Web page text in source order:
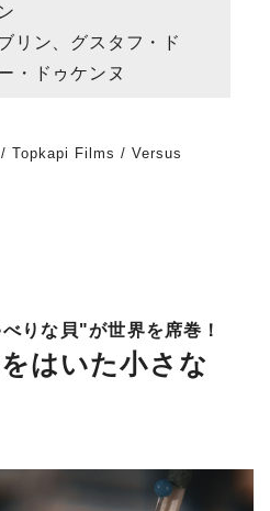
リン、グスタフ・ド
・ドゥケンヌ
Topkapi Films / Versus
りな貝"が世界を席巻！
はいた小さな